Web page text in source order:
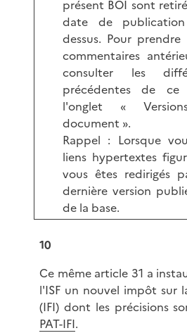
présent BOI sont
date de
dessus. Pour prendre
commentaires
consulter les
précédentes de ce
l'onglet «
document ».
Rappel : Lorsque
liens hypertextes
vous êtes redirigés
dernière version
de la base.
10
Ce même article 31 a
l'ISF un nouvel impôt sur
(IFI) dont les précisions
PAT-IFI.